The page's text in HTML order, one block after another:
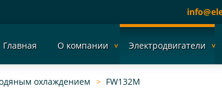
Главная О компании Электродвигатели
охлаждением FW132M